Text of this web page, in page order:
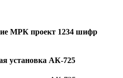
МРК проект 1234 шифр
установка АК-725